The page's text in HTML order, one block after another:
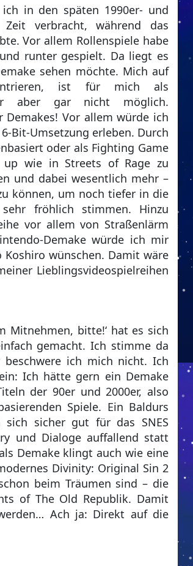
in den späten 1990er- und
verbracht, während das
Vor allem Rollenspiele habe
runter gespielt. Da liegt es
sehen möchte. Mich auf
ist für mich als
aber gar nicht möglich.
Demakes! Vor allem würde ich
Bit-Umsetzung erleben. Durch
oder als Fighting Game
wie in Streets of Rage zu
und dabei wesentlich mehr –
können, um noch tiefer in die
fröhlich stimmen. Hinzu
vor allem von Straßenlärm
Demake würde ich mir
wünschen. Damit wäre
Lieblingsvideospielreihen
Mitnehmen, bitte!‘ hat es sich
gemacht. Ich stimme da
ich mich nicht. Ich
Ich hätte gern ein Demake
der 90er und 2000er, also
Spiele. Ein Baldurs
sicher gut für das SNES
und Dialoge auffallend statt
Demake klingt auch wie eine
Divinity: Original Sin 2
beim Träumen sind – die
of The Old Republik. Damit
Ach ja: Direkt auf die